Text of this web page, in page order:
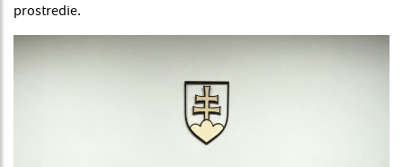
prostredie.